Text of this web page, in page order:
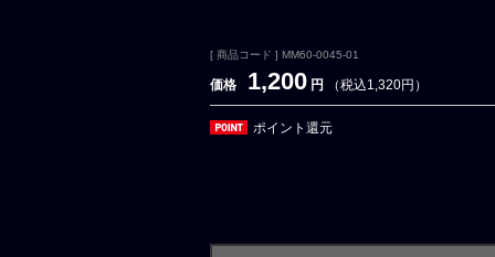
[ 商品コード ] MM60-0045-01
価格 1,200 円 （税込1,320円）
ポイント還元